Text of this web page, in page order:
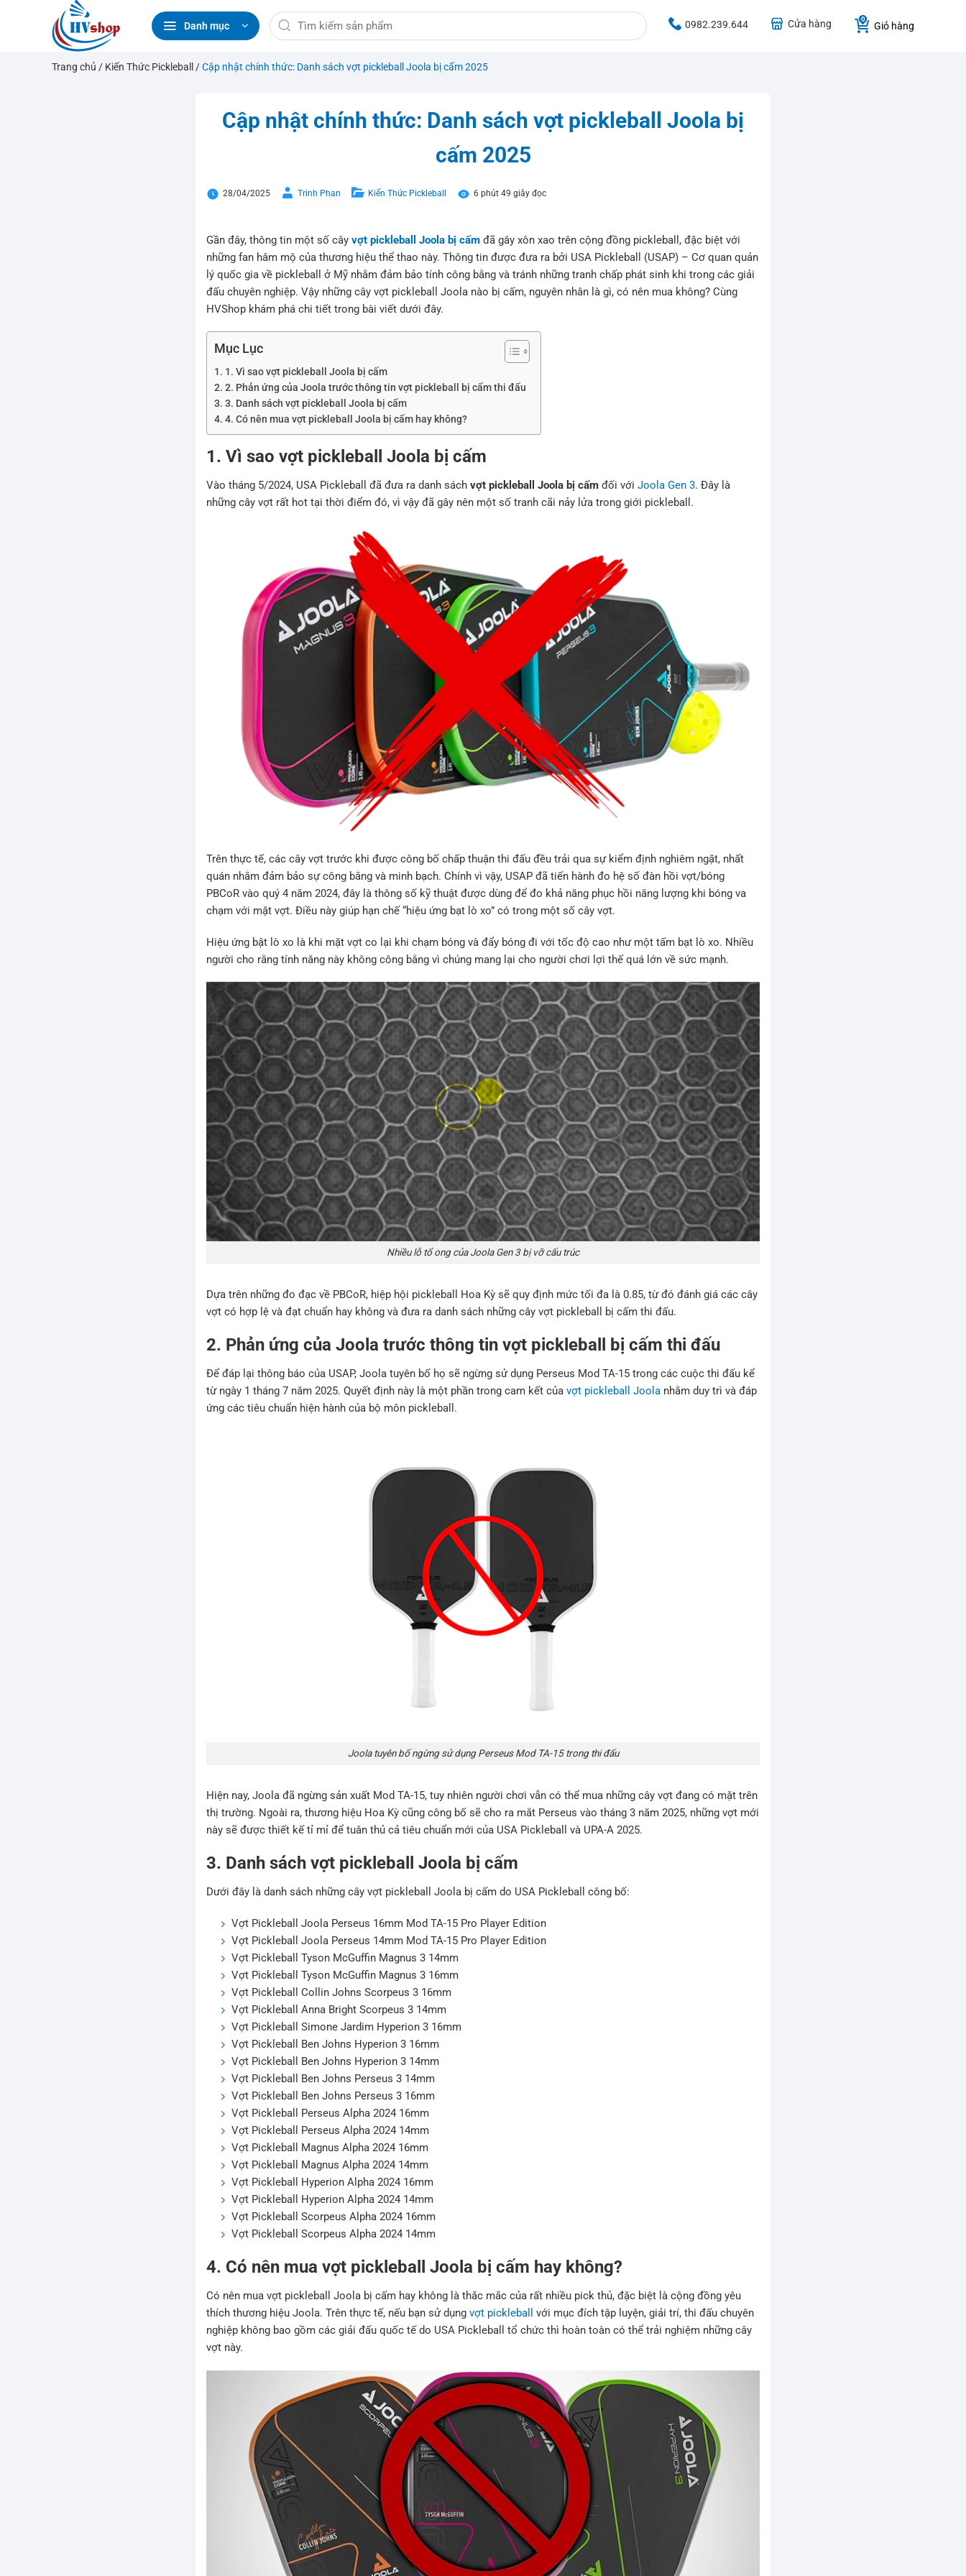
Danh mục
Tìm
kiếm:
0982.239.644 Cửa hàng Giỏ hàng
Trang chủ / Kiến Thức Pickleball /Cập nhật chính thức: Danh sách vợt pickleball Joola bị cấm 2025
Cập nhật chính thức: Danh sách vợt pickleball Joola bị
cấm 2025
28/04/2025 Trinh Phan Kiến Thức Pickleball 6 phút 49 giây đọc
Gần đây, thông tin một số cây vợt pickleball Joola bị cấm đã gây xôn xao trên cộng đồng pickleball, đặc biệt với
những fan hâm mộ của thương hiệu thể thao này. Thông tin được đưa ra bởi USA Pickleball (USAP) – Cơ quan quản
lý quốc gia về pickleball ở Mỹ nhằm đảm bảo tính công bằng và tránh những tranh chấp phát sinh khi trong các giải
đấu chuyên nghiệp. Vậy những cây vợt pickleball Joola nào bị cấm, nguyên nhân là gì, có nên mua không? Cùng
HVShop khám phá chi tiết trong bài viết dưới đây.
Mục Lục
1. Vì sao vợt pickleball Joola bị cấm
2. Phản ứng của Joola trước thông tin vợt pickleball bị cấm thi đấu
3. Danh sách vợt pickleball Joola bị cấm
4. Có nên mua vợt pickleball Joola bị cấm hay không?
1. Vì sao vợt pickleball Joola bị cấm
Vào tháng 5/2024, USA Pickleball đã đưa ra danh sách vợt pickleball Joola bị cấm đối với Joola Gen 3. Đây là
những cây vợt rất hot tại thời điểm đó, vì vậy đã gây nên một số tranh cãi nảy lửa trong giới pickleball.
Trên thực tế, các cây vợt trước khi được công bố chấp thuận thi đấu đều trải qua sự kiểm định nghiêm ngặt, nhất
quán nhằm đảm bảo sự công bằng và minh bạch. Chính vì vậy, USAP đã tiến hành đo hệ số đàn hồi vợt/bóng
PBCoR vào quý 4 năm 2024, đây là thông số kỹ thuật được dùng để đo khả năng phục hồi năng lượng khi bóng va
chạm với mặt vợt. Điều này giúp hạn chế “hiệu ứng bạt lò xo” có trong một số cây vợt.
Hiệu ứng bật lò xo là khi mặt vợt co lại khi chạm bóng và đẩy bóng đi với tốc độ cao như một tấm bạt lò xo. Nhiều
người cho rằng tính năng này không công bằng vì chúng mang lại cho người chơi lợi thế quá lớn về sức mạnh.
Nhiều lỗ tổ ong của Joola Gen 3 bị vỡ cấu trúc
Dựa trên những đo đạc về PBCoR, hiệp hội pickleball Hoa Kỳ sẽ quy định mức tối đa là 0.85, từ đó đánh giá các cây
vợt có hợp lệ và đạt chuẩn hay không và đưa ra danh sách những cây vợt pickleball bị cấm thi đấu.
2. Phản ứng của Joola trước thông tin vợt pickleball bị cấm thi đấu
Để đáp lại thông báo của USAP, Joola tuyên bố họ sẽ ngừng sử dụng Perseus Mod TA-15 trong các cuộc thi đấu kể
từ ngày 1 tháng 7 năm 2025. Quyết định này là một phần trong cam kết của vợt pickleball Joola nhằm duy trì và đáp
ứng các tiêu chuẩn hiện hành của bộ môn pickleball.
Joola tuyên bố ngừng sử dụng Perseus Mod TA-15 trong thi đấu
Hiện nay, Joola đã ngừng sản xuất Mod TA-15, tuy nhiên người chơi vẫn có thể mua những cây vợt đang có mặt trên
thị trường. Ngoài ra, thương hiệu Hoa Kỳ cũng công bố sẽ cho ra mắt Perseus vào tháng 3 năm 2025, những vợt mới
này sẽ được thiết kế tỉ mỉ để tuân thủ cả tiêu chuẩn mới của USA Pickleball và UPA-A 2025.
3. Danh sách vợt pickleball Joola bị cấm
Dưới đây là danh sách những cây vợt pickleball Joola bị cấm do USA Pickleball công bố:
Vợt Pickleball Joola Perseus 16mm Mod TA-15 Pro Player Edition
Vợt Pickleball Joola Perseus 14mm Mod TA-15 Pro Player Edition
Vợt Pickleball Tyson McGuffin Magnus 3 14mm
Vợt Pickleball Tyson McGuffin Magnus 3 16mm
Vợt Pickleball Collin Johns Scorpeus 3 16mm
Vợt Pickleball Anna Bright Scorpeus 3 14mm
Vợt Pickleball Simone Jardim Hyperion 3 16mm
Vợt Pickleball Ben Johns Hyperion 3 16mm
Vợt Pickleball Ben Johns Hyperion 3 14mm
Vợt Pickleball Ben Johns Perseus 3 14mm
Vợt Pickleball Ben Johns Perseus 3 16mm
Vợt Pickleball Perseus Alpha 2024 16mm
Vợt Pickleball Perseus Alpha 2024 14mm
Vợt Pickleball Magnus Alpha 2024 16mm
Vợt Pickleball Magnus Alpha 2024 14mm
Vợt Pickleball Hyperion Alpha 2024 16mm
Vợt Pickleball Hyperion Alpha 2024 14mm
Vợt Pickleball Scorpeus Alpha 2024 16mm
Vợt Pickleball Scorpeus Alpha 2024 14mm
4. Có nên mua vợt pickleball Joola bị cấm hay không?
Có nên mua vợt pickleball Joola bị cấm hay không là thắc mắc của rất nhiều pick thủ, đặc biệt là cộng đồng yêu
thích thương hiệu Joola. Trên thực tế, nếu bạn sử dụng vợt pickleball
với mục đích tập luyện, giải trí, thi đấu chuyên
nghiệp không bao gồm các giải đấu quốc tế do USA Pickleball tổ chức thì hoàn toàn có thể trải nghiệm những cây
vợt này.